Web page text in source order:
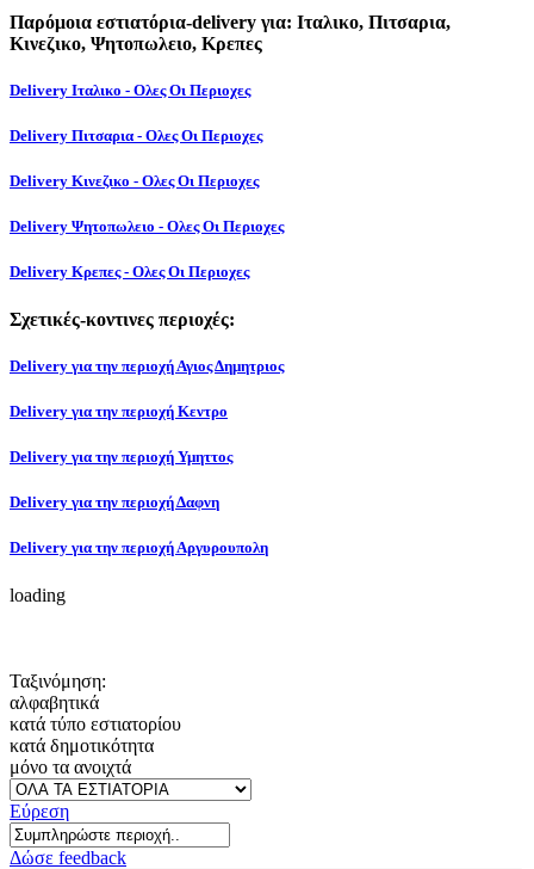
Παρόμοια εστιατόρια-delivery για: Ιταλικο, Πιτσαρια,
Κινεζικο, Ψητοπωλειο, Κρεπες
Delivery Ιταλικο - Ολες Οι Περιοχες
Delivery Πιτσαρια - Ολες Οι Περιοχες
Delivery Κινεζικο - Ολες Οι Περιοχες
Delivery Ψητοπωλειο - Ολες Οι Περιοχες
Delivery Κρεπες - Ολες Οι Περιοχες
Σχετικές-κοντινες περιοχές:
Delivery για την περιοχή Αγιος Δημητριος
Delivery για την περιοχή Κεντρο
Delivery για την περιοχή Υμηττος
Delivery για την περιοχή Δαφνη
Delivery για την περιοχή Αργυρουπολη
loading
Ταξινόμηση:
αλφαβητικά
κατά τύπο εστιατορίου
κατά δημοτικότητα
μόνο τα ανοιχτά
Εύρεση
Δώσε feedback